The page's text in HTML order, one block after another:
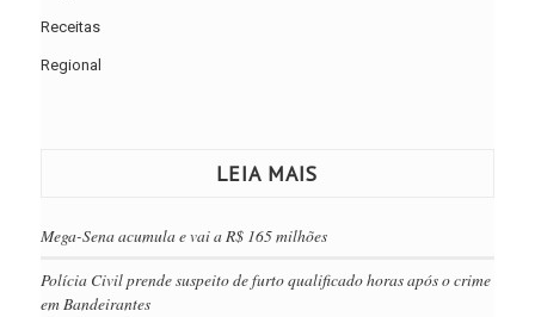
Receitas
Regional
LEIA MAIS
Mega-Sena acumula e vai a R$ 165 milhões
Polícia Civil prende suspeito de furto qualificado horas após o crime
em Bandeirantes